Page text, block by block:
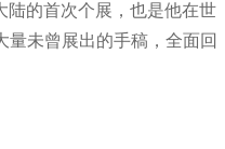
陆的首次个展，也是他在世
量未曾展出的手稿，全面回